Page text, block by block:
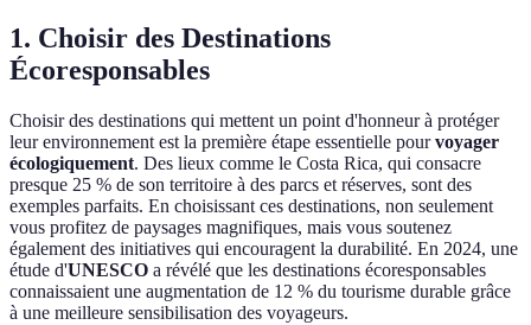
1. Choisir des Destinations
Écoresponsables
Choisir des destinations qui mettent un point d'honneur à protéger
leur environnement est la première étape essentielle pourvoyager
écologiquement. Des lieux comme le Costa Rica, qui consacre
presque 25 % de son territoire à des parcs et réserves, sont des
exemples parfaits. En choisissant ces destinations, non seulement
vous profitez de paysages magnifiques, mais vous soutenez
également des initiatives qui encouragent la durabilité. En 2024, une
étude d'UNESCO a révélé que les destinations écoresponsables
connaissaient une augmentation de 12 % du tourisme durable grâce
à une meilleure sensibilisation des voyageurs.